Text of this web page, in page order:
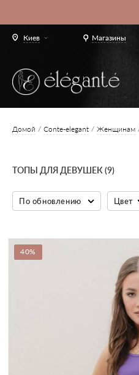
Киев Магазины
Домой Conte-elegant Женщинам
ТОПЫ ДЛЯ ДЕВУШЕК (9)
По обновлению Цвет
40%